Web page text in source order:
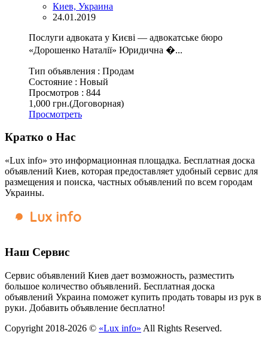
Киев, Украина
24.01.2019
Послуги адвоката у Києві — адвокатське бюро
«Дорошенко Наталії» Юридична �...
Тип объявления : Продам
Состояние : Новый
Просмотров : 844
1,000 грн.(Договорная)
Просмотреть
Кратко о Нас
«Lux info» это информационная площадка. Бесплатная доска
объявлений Киев, которая предоставляет удобный сервис для
размещения и поиска, частных объявлений по всем городам
Украины.
Наш Сервис
Сервис объявлений Киев дает возможность, разместить
большое количество объявлений. Бесплатная доска
объявлений Украина поможет купить продать товары из рук в
руки. Добавить объявление бесплатно!
Copyright 2018-2026 © «Lux info» All Rights Reserved.